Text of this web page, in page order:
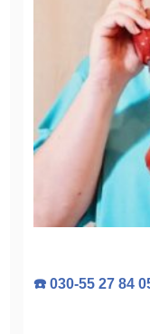
☎️ 030-55 27 84